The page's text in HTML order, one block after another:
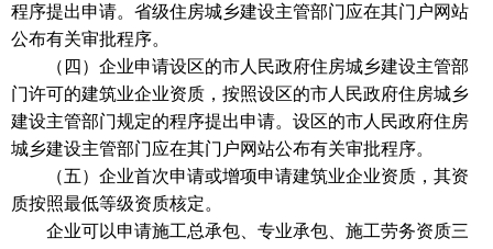
程序提出申请。省级住房城乡建设主管部门应在其门户网站
公布有关审批程序。
（四）企业申请设区的市人民政府住房城乡建设主管部
门许可的建筑业企业资质，按照设区的市人民政府住房城乡
建设主管部门规定的程序提出申请。设区的市人民政府住房
城乡建设主管部门应在其门户网站公布有关审批程序。
（五）企业首次申请或增项申请建筑业企业资质，其资
质按照最低等级资质核定。
企业可以申请施工总承包、专业承包、施工劳务资质三